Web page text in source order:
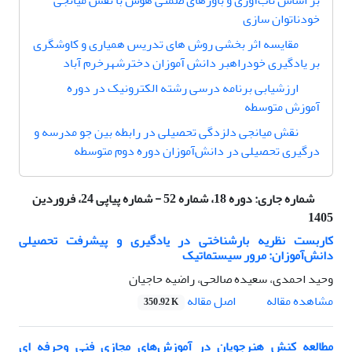
خودناتوان سازی
مقایسه اثر بخشی روش های تدریس همیاری و کاوشگری
بر یادگیری خودراهبر دانش آموزان دخترشهرخرم آباد
ارزشیابی برنامه‌ درسی رشته الکترونیک در دوره
آموزش متوسطه
نقش میانجی دلزدگی تحصیلی در رابطه بین جو مدرسه و
درگیری تحصیلی در دانش‌آموزان دوره دوم متوسطه
شماره جاری:
دوره 18، شماره 52 - شماره پیاپی 24، فروردین
1405
کاربست نظریه بار‌شناختی در یادگیری و پیشرفت تحصیلی
دانش‌آموزان: مرور سیستماتیک
وحید احمدی، سعیده صالحی، راضیه حاجیان
مشاهده مقاله
اصل مقاله 350.92 K
مطالعه کنش هنرجویان در آموزش‌های مجازی فنی وحرفه ای